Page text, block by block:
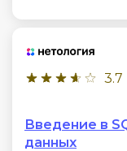
3.7
Введение в
данных